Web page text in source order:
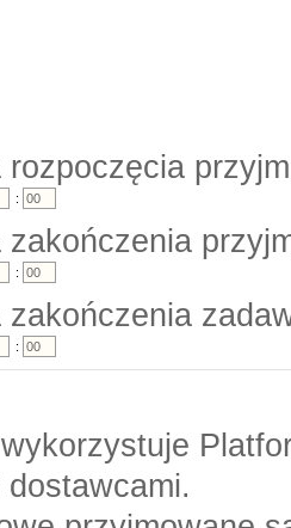
rozpoczęcia
:
zakończenia
:
zakończenia
: